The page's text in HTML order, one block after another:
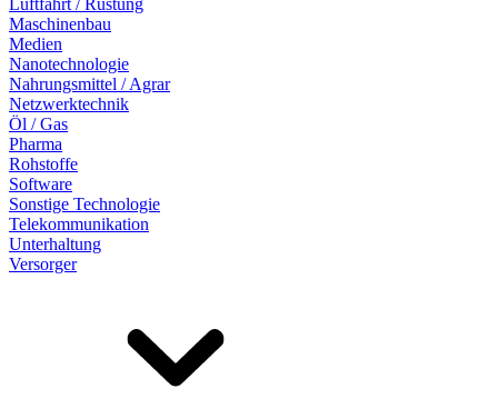
Luftfahrt / Rüstung
Maschinenbau
Medien
Nanotechnologie
Nahrungsmittel / Agrar
Netzwerktechnik
Öl / Gas
Pharma
Rohstoffe
Software
Sonstige Technologie
Telekommunikation
Unterhaltung
Versorger